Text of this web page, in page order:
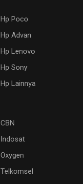
Hp Poco
Hp Advan
Hp Lenovo
Hp Sony
Hp Lainnya
CBN
Indosat
Oxygen
Telkomsel